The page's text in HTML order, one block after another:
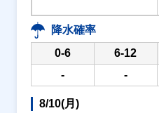
降水確率
0-6
6-12
-
-
8/10(月)